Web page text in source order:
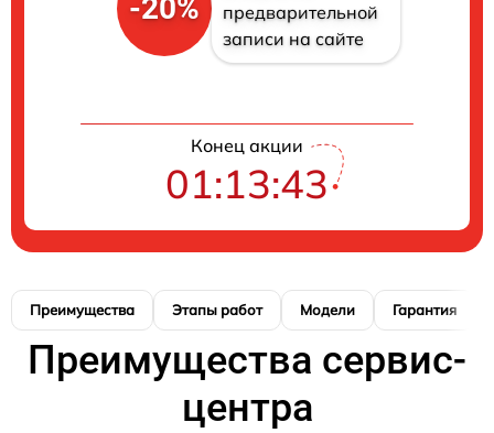
-20%
предварительной
записи на сайте
Конец акции
01:13:42
Преимущества Этапы работ Модели Гарантия
Преимущества сервис-
центра